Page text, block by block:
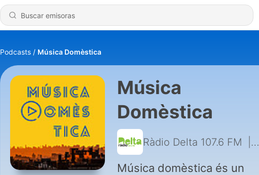
Podcasts Música Domèstica
Música
Domèstica
Ràdio Delta 107.6 FM
Música domèstica és un